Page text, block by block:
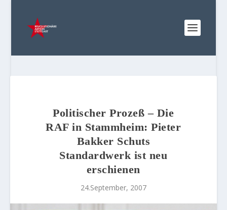
Politischer Prozeß – Die
RAF in Stammheim: Pieter
Bakker Schuts
Standardwerk ist neu
erschienen
24.September, 2007